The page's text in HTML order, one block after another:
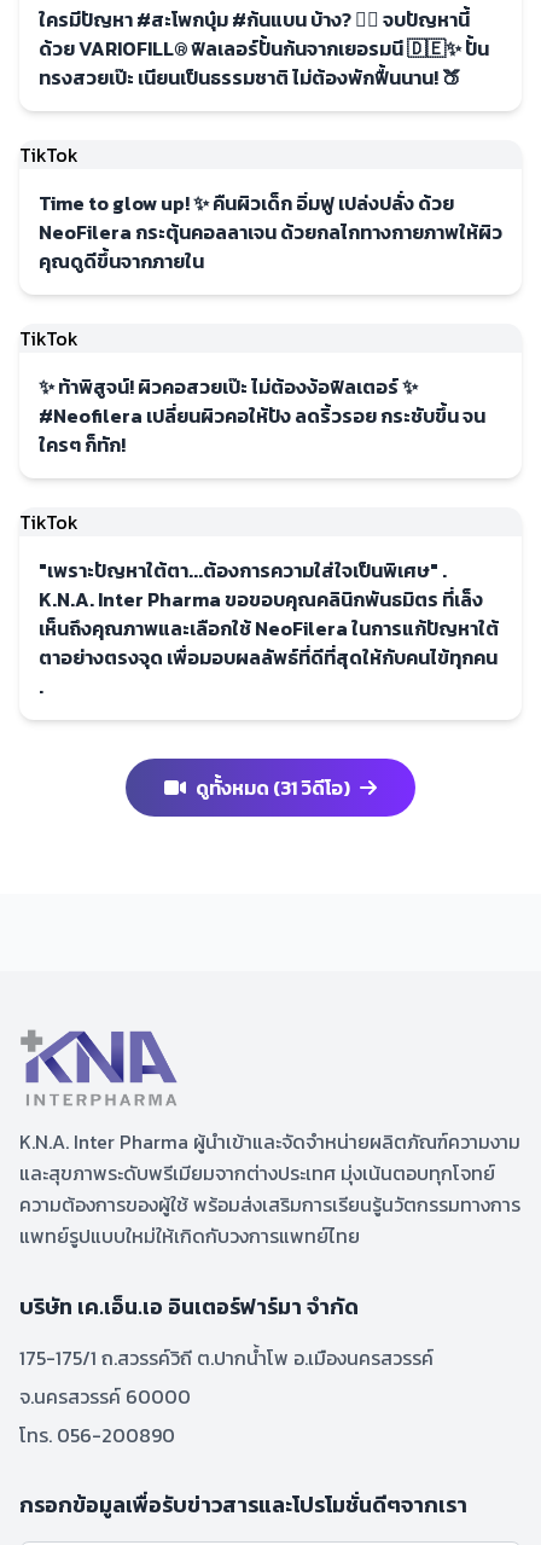
ใครมีปัญหา #สะโพกบุ๋ม #ก้นแบน บ้าง? 🙋‍♀️ จบปัญหานี้
ด้วย VARIOFILL® ฟิลเลอร์ปั้นก้นจากเยอรมนี 🇩🇪✨ ปั้น
ทรงสวยเป๊ะ เนียนเป็นธรรมชาติ ไม่ต้องพักฟื้นนาน! 🍑
TikTok
Time to glow up! ✨ คืนผิวเด็ก อิ่มฟู เปล่งปลั่ง ด้วย
NeoFilera กระตุ้นคอลลาเจน ด้วยกลไกทางกายภาพให้ผิว
คุณดูดีขึ้นจากภายใน
TikTok
✨ ท้าพิสูจน์! ผิวคอสวยเป๊ะ ไม่ต้องง้อฟิลเตอร์ ✨
#Neofilera เปลี่ยนผิวคอให้ปัง ลดริ้วรอย กระชับขึ้น จน
ใครๆ ก็ทัก!
TikTok
"เพราะปัญหาใต้ตา...ต้องการความใส่ใจเป็นพิเศษ" .
K.N.A. Inter Pharma ขอขอบคุณคลินิกพันธมิตร ที่เล็ง
เห็นถึงคุณภาพและเลือกใช้ NeoFilera ในการแก้ปัญหาใต้
ตาอย่างตรงจุด เพื่อมอบผลลัพธ์ที่ดีที่สุดให้กับคนไข้ทุกคน
.
ดูทั้งหมด (31 วิดีโอ)
K.N.A. Inter Pharma ผู้นำเข้าและจัดจำหน่ายผลิตภัณฑ์ความงาม
และสุขภาพระดับพรีเมียมจากต่างประเทศ มุ่งเน้นตอบทุกโจทย์
ความต้องการของผู้ใช้ พร้อมส่งเสริมการเรียนรู้นวัตกรรมทางการ
แพทย์รูปแบบใหม่ให้เกิดกับวงการแพทย์ไทย
บริษัท เค.เอ็น.เอ อินเตอร์ฟาร์มา จำกัด
175-175/1 ถ.สวรรค์วิถี ต.ปากน้ำโพ อ.เมืองนครสวรรค์
จ.นครสวรรค์ 60000
โทร. 056-200890
กรอกข้อมูลเพื่อรับข่าวสารและโปรโมชั่นดีๆจากเรา